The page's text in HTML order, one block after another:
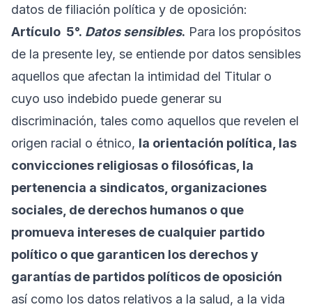
datos de filiación política y de oposición:
Artículo 5°. Datos sensibles. Para los propósitos
de la presente ley, se entiende por datos sensibles
aquellos que afectan la intimidad del Titular o
cuyo uso indebido puede generar su
discriminación, tales como aquellos que revelen el
origen racial o étnico, la orientación política, las
convicciones religiosas o filosóficas, la
pertenencia a sindicatos, organizaciones
sociales, de derechos humanos o que
promueva intereses de cualquier partido
político o que garanticen los derechos y
garantías de partidos políticos de oposición
así como los datos relativos a la salud, a la vida